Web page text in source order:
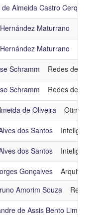
Almeida Castro Cerqueira
Maturrano
Maturrano
Schramm Redes de
Schramm Redes de
de Oliveira Otimização
dos Santos Inteligência
dos Santos Inteligência
Gonçalves
Arquitetura e
Amorim Souza Redes de
de Assis Bento Lima